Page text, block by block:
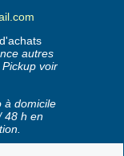
autres
voir
à domicile
48 h en